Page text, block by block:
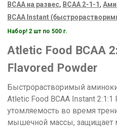
ВСАА на развес, BCAA 2-1-1 ,
BCAA Instant
Набор! 2 шт по 500 г.
Atletic Food BCAA
Flavored Powder
Быстрорастворимый
Atletic Food BCAA Instant
утомляемость во время
мышечной массы, защищает